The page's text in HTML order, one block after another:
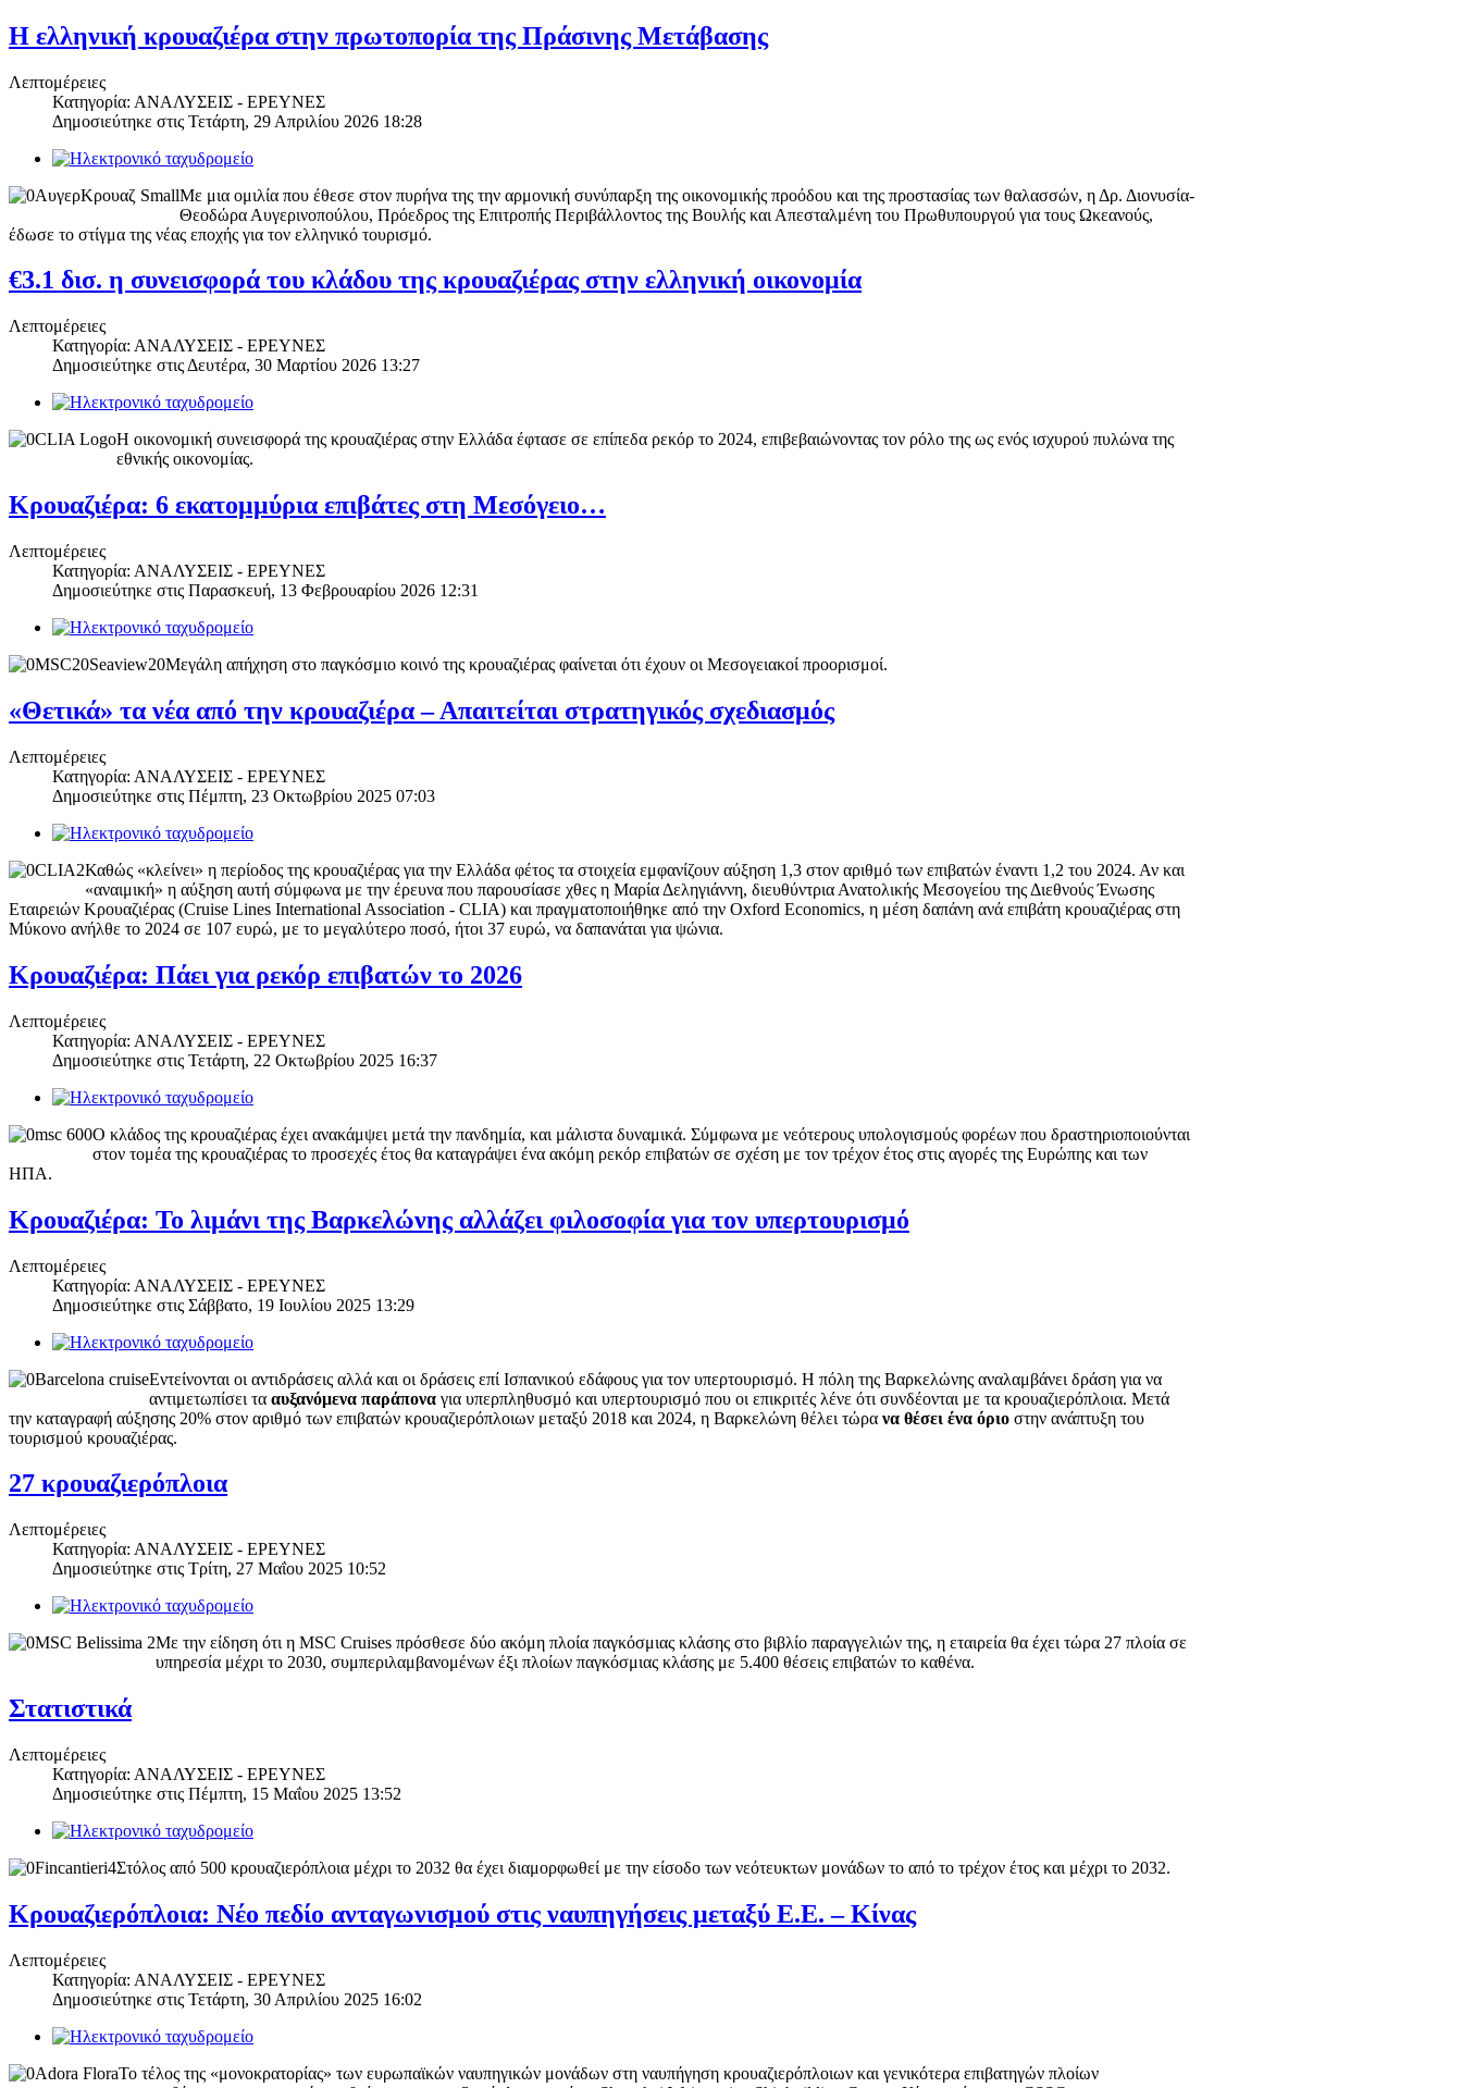
Η ελληνική κρουαζιέρα στην πρωτοπορία της Πράσινης Μετάβασης
Λεπτομέρειες
Κατηγορία: ΑΝΑΛΥΣΕΙΣ - ΕΡΕΥΝΕΣ
Δημοσιεύτηκε στις Τετάρτη, 29 Απριλίου 2026 18:28
Με μια ομιλία που έθεσε στον πυρήνα της την αρμονική συνύπαρξη της οικονομικής προόδου και της προστασίας των θαλασσών, η Δρ. Διονυσία-
Θεοδώρα Αυγερινοπούλου, Πρόεδρος της Επιτροπής Περιβάλλοντος της Βουλής και Απεσταλμένη του Πρωθυπουργού για τους Ωκεανούς,
έδωσε το στίγμα της νέας εποχής για τον ελληνικό τουρισμό.
€3.1 δισ. η συνεισφορά του κλάδου της κρουαζιέρας στην ελληνική οικονομία
Λεπτομέρειες
Κατηγορία: ΑΝΑΛΥΣΕΙΣ - ΕΡΕΥΝΕΣ
Δημοσιεύτηκε στις Δευτέρα, 30 Μαρτίου 2026 13:27
Η οικονομική συνεισφορά της κρουαζιέρας στην Ελλάδα έφτασε σε επίπεδα ρεκόρ το 2024, επιβεβαιώνοντας τον ρόλο της ως ενός ισχυρού πυλώνα της
εθνικής οικονομίας.
Κρουαζιέρα: 6 εκατομμύρια επιβάτες στη Μεσόγειο…
Λεπτομέρειες
Κατηγορία: ΑΝΑΛΥΣΕΙΣ - ΕΡΕΥΝΕΣ
Δημοσιεύτηκε στις Παρασκευή, 13 Φεβρουαρίου 2026 12:31
Μεγάλη απήχηση στο παγκόσμιο κοινό της κρουαζιέρας φαίνεται ότι έχουν οι Μεσογειακοί προορισμοί.
«Θετικά» τα νέα από την κρουαζιέρα – Απαιτείται στρατηγικός σχεδιασμός
Λεπτομέρειες
Κατηγορία: ΑΝΑΛΥΣΕΙΣ - ΕΡΕΥΝΕΣ
Δημοσιεύτηκε στις Πέμπτη, 23 Οκτωβρίου 2025 07:03
Καθώς «κλείνει» η περίοδος της κρουαζιέρας για την Ελλάδα φέτος τα στοιχεία εμφανίζουν αύξηση 1,3 στον αριθμό των επιβατών έναντι 1,2 του 2024. Αν και
«αναιμική» η αύξηση αυτή σύμφωνα με την έρευνα που παρουσίασε χθες η Μαρία Δεληγιάννη, διευθύντρια Ανατολικής Μεσογείου της Διεθνούς Ένωσης
Εταιρειών Κρουαζιέρας (Cruise Lines International Association - CLIA) και πραγματοποιήθηκε από την Oxford Economics, η μέση δαπάνη ανά επιβάτη κρουαζιέρας στη
Μύκονο ανήλθε το 2024 σε 107 ευρώ, με το μεγαλύτερο ποσό, ήτοι 37 ευρώ, να δαπανάται για ψώνια.
Κρουαζιέρα: Πάει για ρεκόρ επιβατών το 2026
Λεπτομέρειες
Κατηγορία: ΑΝΑΛΥΣΕΙΣ - ΕΡΕΥΝΕΣ
Δημοσιεύτηκε στις Τετάρτη, 22 Οκτωβρίου 2025 16:37
Ο κλάδος της κρουαζιέρας έχει ανακάμψει μετά την πανδημία, και μάλιστα δυναμικά. Σύμφωνα με νεότερους υπολογισμούς φορέων που δραστηριοποιούνται
στον τομέα της κρουαζιέρας το προσεχές έτος θα καταγράψει ένα ακόμη ρεκόρ επιβατών σε σχέση με τον τρέχον έτος στις αγορές της Ευρώπης και των
ΗΠΑ.
Κρουαζιέρα: Το λιμάνι της Βαρκελώνης αλλάζει φιλοσοφία για τον υπερτουρισμό
Λεπτομέρειες
Κατηγορία: ΑΝΑΛΥΣΕΙΣ - ΕΡΕΥΝΕΣ
Δημοσιεύτηκε στις Σάββατο, 19 Ιουλίου 2025 13:29
Εντείνονται οι αντιδράσεις αλλά και οι δράσεις επί Ισπανικού εδάφους για τον υπερτουρισμό. Η πόλη της Βαρκελώνης αναλαμβάνει δράση για να
αντιμετωπίσει τα αυξανόμενα παράπονα για υπερπληθυσμό και υπερτουρισμό που οι επικριτές λένε ότι συνδέονται με τα κρουαζιερόπλοια. Μετά
την καταγραφή αύξησης 20% στον αριθμό των επιβατών κρουαζιερόπλοιων μεταξύ 2018 και 2024, η Βαρκελώνη θέλει τώρα να θέσει ένα όριο στην ανάπτυξη του
τουρισμού κρουαζιέρας.
27 κρουαζιερόπλοια
Λεπτομέρειες
Κατηγορία: ΑΝΑΛΥΣΕΙΣ - ΕΡΕΥΝΕΣ
Δημοσιεύτηκε στις Τρίτη, 27 Μαΐου 2025 10:52
Με την είδηση ότι η MSC Cruises πρόσθεσε δύο ακόμη πλοία παγκόσμιας κλάσης στο βιβλίο παραγγελιών της, η εταιρεία θα έχει τώρα 27 πλοία σε
υπηρεσία μέχρι το 2030, συμπεριλαμβανομένων έξι πλοίων παγκόσμιας κλάσης με 5.400 θέσεις επιβατών το καθένα.
Στατιστικά
Λεπτομέρειες
Κατηγορία: ΑΝΑΛΥΣΕΙΣ - ΕΡΕΥΝΕΣ
Δημοσιεύτηκε στις Πέμπτη, 15 Μαΐου 2025 13:52
Στόλος από 500 κρουαζιερόπλοια μέχρι το 2032 θα έχει διαμορφωθεί με την είσοδο των νεότευκτων μονάδων το από το τρέχον έτος και μέχρι το 2032.
Κρουαζιερόπλοια: Νέο πεδίο ανταγωνισμού στις ναυπηγήσεις μεταξύ Ε.Ε. – Κίνας
Λεπτομέρειες
Κατηγορία: ΑΝΑΛΥΣΕΙΣ - ΕΡΕΥΝΕΣ
Δημοσιεύτηκε στις Τετάρτη, 30 Απριλίου 2025 16:02
Το τέλος της «μονοκρατορίας» των ευρωπαϊκών ναυπηγικών μονάδων στη ναυπήγηση κρουαζιερόπλοιων και γενικότερα επιβατηγών πλοίων